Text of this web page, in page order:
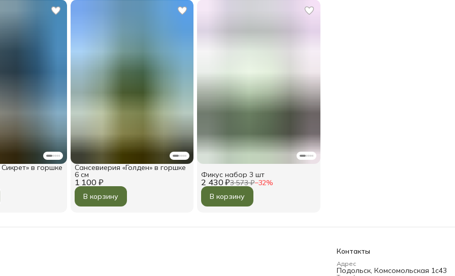
в горшке
1 100 ₽
Сансевиерия «Голден» в горшке
6 см
В корзину
2 430 ₽3 573 ₽−32%
Фикус набор 3 шт
В корзину
Контакты
Адрес
Подольск, Комсомольская 1с43